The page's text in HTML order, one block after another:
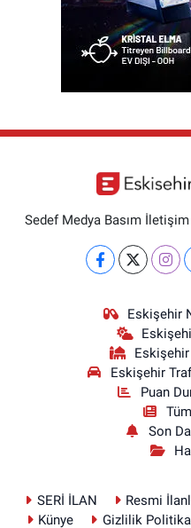
Sedef Medya Basım
Eskişehir
Eskişehir
Puan
Son
SERİ İLAN Resmi
Künye
Gizlilik